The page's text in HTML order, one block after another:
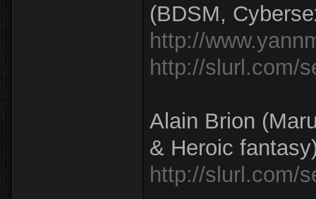
(BDSM,
http://
http://slurl.com/
Alain Brion
& Heroic
http://slurl.com/